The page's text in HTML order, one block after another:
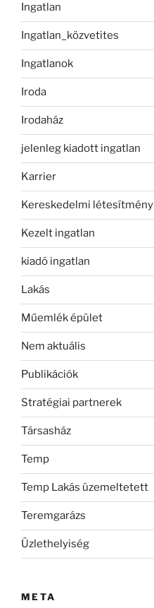
Ingatlan
Ingatlan_közvetites
Ingatlanok
Iroda
Irodaház
jelenleg kiadott ingatlan
Karrier
Kereskedelmi létesítmény
Kezelt ingatlan
kiadó ingatlan
Lakás
Műemlék épület
Nem aktuális
Publikációk
Stratégiai partnerek
Társasház
Temp
Temp Lakás üzemeltetett
Teremgarázs
Üzlethelyiség
META